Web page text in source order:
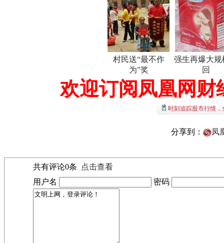
村民送“最不作
为”奖
强生再爆大规
回
欢迎订阅凤凰网财
时刻追踪股市行情
分享到： 凤
共有评论0条
点击查看
用户名
密码